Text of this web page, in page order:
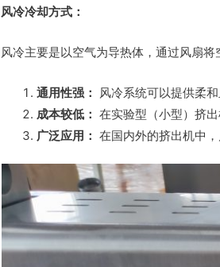
风冷冷却方式：
风冷主要是以空气为导热体，通过风扇
通用性强：
风冷系统可以提供柔
成本较低： 在实验型（小型）挤
广泛应用： 在国内外的挤出机中